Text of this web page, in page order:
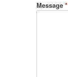
Message *